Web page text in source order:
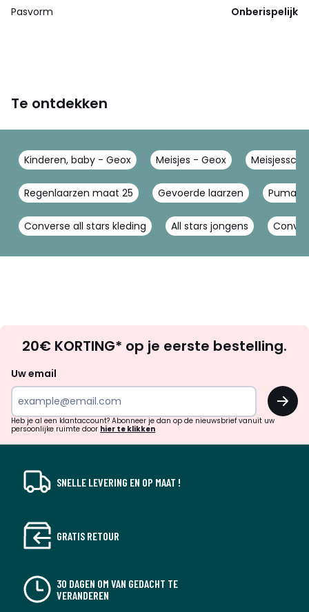
Pasvorm Onberispelijk
Te ontdekken
Kinderen, baby - Geox Meisjes - Geox
Regenlaarzen maat 25 Gevoerde laarzen Puma
Converse all stars kleding All stars jongens
zoek
inspiratie
verrassingen?
20€ KORTING* op je eerste bestelling.
Uw email
OK
Heb je al een klantaccount? Abonneer je dan op de nieuwsbrief vanuit uw
persoonlijke ruimte door hier te klikken
SNELLE LEVERING EN OP MAAT !
GRATIS RETOUR
30 DAGEN OM VAN GEDACHT TE
VERANDEREN